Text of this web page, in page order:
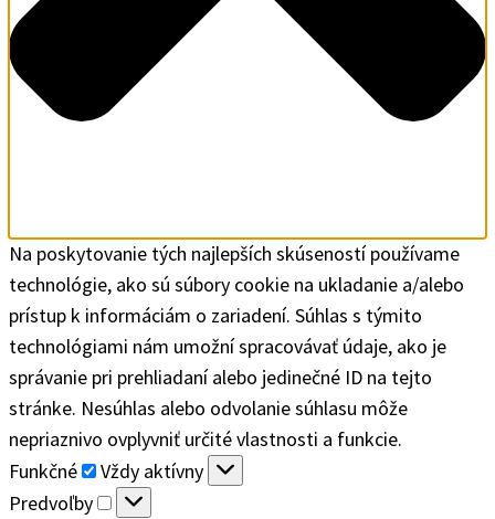
Na poskytovanie tých najlepších skúseností používame
technológie, ako sú súbory cookie na ukladanie a/alebo
prístup k informáciám o zariadení. Súhlas s týmito
technológiami nám umožní spracovávať údaje, ako je
správanie pri prehliadaní alebo jedinečné ID na tejto
stránke. Nesúhlas alebo odvolanie súhlasu môže
nepriaznivo ovplyvniť určité vlastnosti a funkcie.
Funkčné
Funkčné
Vždy aktívny
Predvoľby
Predvoľby